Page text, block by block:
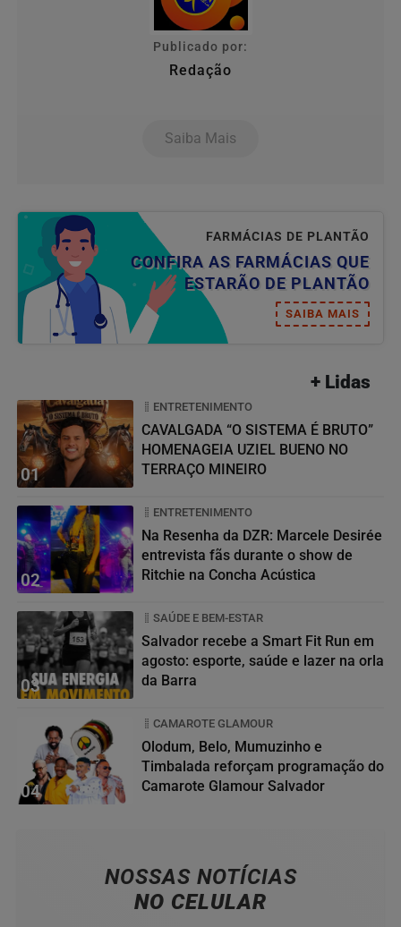
Publicado por:
Redação
Saiba Mais
FARMÁCIAS DE PLANTÃO
CONFIRA AS FARMÁCIAS QUE
ESTARÃO DE PLANTÃO
SAIBA MAIS
+ Lidas
01
ENTRETENIMENTO
CAVALGADA “O SISTEMA É BRUTO”
HOMENAGEIA UZIEL BUENO NO
TERRAÇO MINEIRO
02
ENTRETENIMENTO
Na Resenha da DZR: Marcele Desirée
entrevista fãs durante o show de
Ritchie na Concha Acústica
03
SAÚDE E BEM-ESTAR
Salvador recebe a Smart Fit Run em
agosto: esporte, saúde e lazer na orla
da Barra
04
CAMAROTE GLAMOUR
Olodum, Belo, Mumuzinho e
Timbalada reforçam programação do
Camarote Glamour Salvador
NOSSAS NOTÍCIAS
NO CELULAR